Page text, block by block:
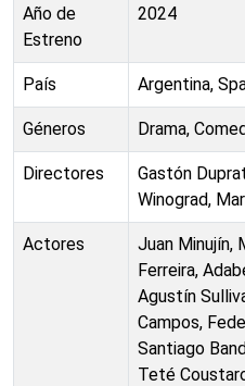
Año de
Estreno
2024
País Argentina,
Géneros Drama,
Directores
Gastón
Winograd,
Actores
Juan Minujín,
Ferreira,
Agustín
Campos,
Santiago
Teté